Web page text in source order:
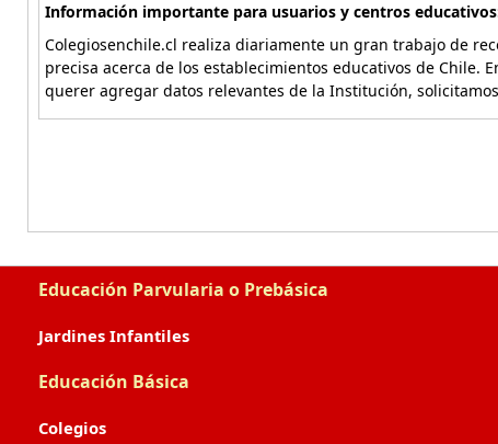
Información importante para usuarios y centros
Colegiosenchile.cl realiza diariamente un gran trabajo de
precisa acerca de los establecimientos educativos de
querer agregar datos relevantes de la Institución,
Educación Parvularia o Prebásica
Jardines Infantiles
Educación Básica
Colegios